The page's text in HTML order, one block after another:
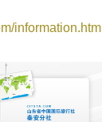
information.html